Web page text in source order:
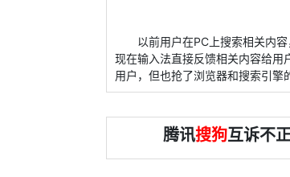
以前用户在PC上搜索相关内
现在输入法直接反馈相关内容给用
用户，但也抢了浏览器和搜索引擎
腾讯搜狗互诉不